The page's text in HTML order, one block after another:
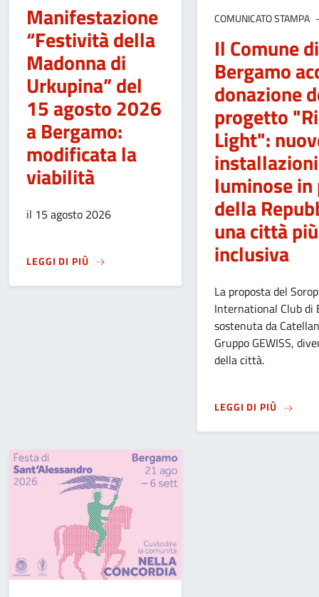
Manifestazione
“Festività della
Madonna di
Urkupina” del
15 agosto 2026
a Bergamo:
modificata la
viabilità
il 15 agosto 2026
LEGGI DI PIÙSUMANIFESTAZIONE “FESTIVITÀ DELLA
COMUNICATO STAMPA
Il Comune di
Bergamo
donazione
progetto
Light":
installazioni
luminose in
della
una città
inclusiva
La proposta del
International Club di
sostenuta da
Gruppo GEWISS,
della città.
LEGGI DI PIÙSUIL